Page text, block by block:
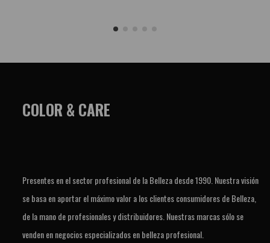
COLOR & CARE
Presentes en el sector profesional de la Belleza desde 1990. Nuestra visión
se basa en aportar el máximo valor a los clientes consumidores de Belleza,
de la mano de profesionales y distribuidores. Nuestras marcas sólo se
venden en negocios especializados en belleza profesional.